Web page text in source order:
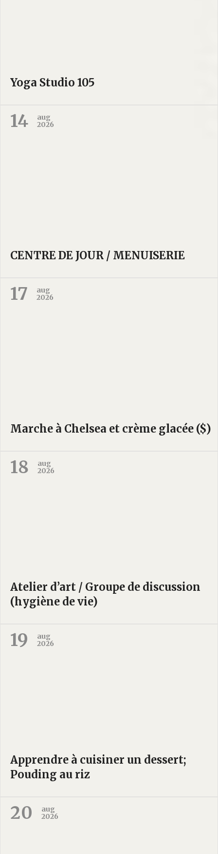
Yoga Studio 105
14
aug
2026
CENTRE DE JOUR / MENUISERIE
17
aug
2026
Marche à Chelsea et crème glacée ($)
18
aug
2026
Atelier d’art / Groupe de discussion
(hygiène de vie)
19
aug
2026
Apprendre à cuisiner un dessert;
Pouding au riz
20
aug
2026